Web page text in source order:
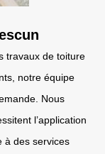
travaux de toiture
notre équipe
Nous
l’application
à des services